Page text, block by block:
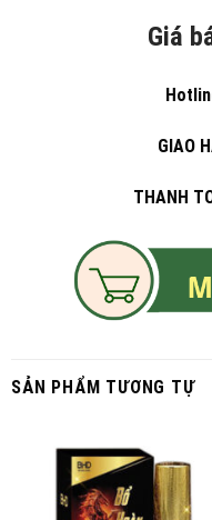
Giá
GIAO
THANH
SẢN PHẨM TƯƠNG TỰ